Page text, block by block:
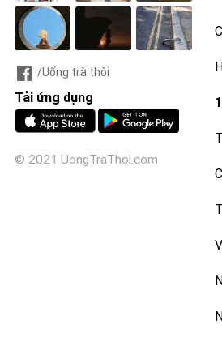
/Uống trà thôi
Tải ứng dụng
© 2021 UongTraThoi.com